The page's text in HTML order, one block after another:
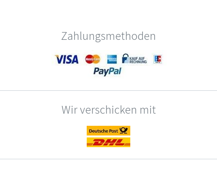
Zahlungsmethoden
Wir verschicken mit